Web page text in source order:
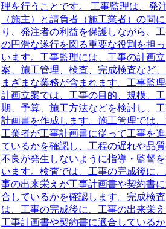
理を行うことです。 工事監理は、発
（施主）と請負者（施工業者）の間に
り、発注者の利益を保護しながら、
の円滑な遂行を図る重要な役割を担っ
います。工事監理には、工事の計画立
案、施工管理、検査、完成検査など、
まざまな業務が含まれます。工事監
計画立案では、工事の目的、規模、工
期、予算、施工方法などを検討し、
計画書を作成します。施工管理では
工業者が工事計画書に従って工事を
ているかを確認し、工程の遅れや品
不良が発生しないように指導・監督
います。検査では、工事の完成後に
事の出来栄えが工事計画書や契約書
合しているかを確認します。完成検
は、工事の完成後に、工事の出来栄
工事計画書や契約書に適合している